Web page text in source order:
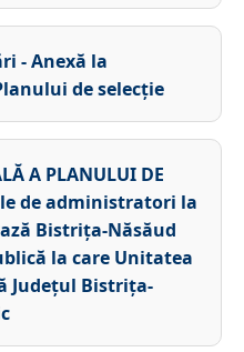
- Anexă la
de selecție
A PLANULUI DE
de administratori la
Bistrița-Năsăud
la care Unitatea
Județul Bistrița-